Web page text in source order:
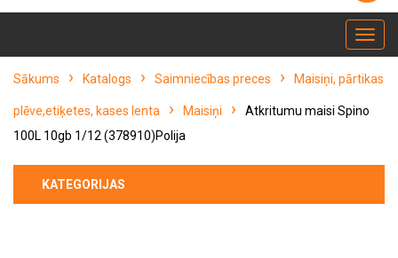
Sākums
Katalogs Saimniecības preces Maisiņi, pārtikas
plēve,etiķetes, kases lenta Maisiņi
Atkritumu maisi Spino
100L 10gb 1/12 (378910)Polija
KATEGORIJAS